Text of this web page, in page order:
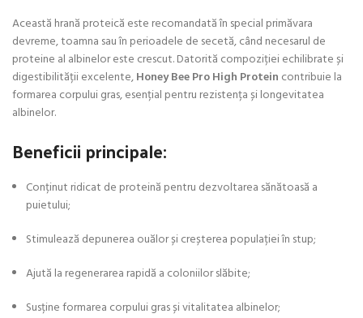
Această hrană proteică este recomandată în special primăvara
devreme, toamna sau în perioadele de secetă, când necesarul de
proteine al albinelor este crescut. Datorită compoziției echilibrate și
digestibilității excelente,Honey Bee Pro High Protein contribuie la
formarea corpului gras, esențial pentru rezistența și longevitatea
albinelor.
Beneficii principale:
Conținut ridicat de proteină pentru dezvoltarea sănătoasă a
puietului;
Stimulează depunerea ouălor și creșterea populației în stup;
Ajută la regenerarea rapidă a coloniilor slăbite;
Susține formarea corpului gras și vitalitatea albinelor;